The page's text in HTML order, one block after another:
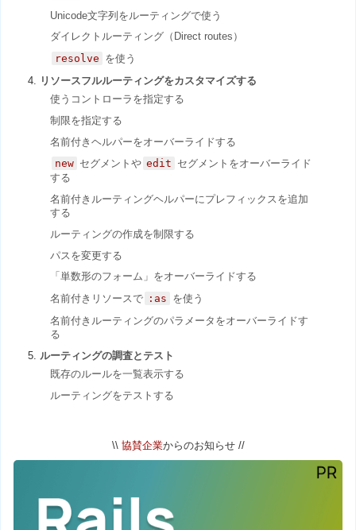
Unicode文字列をルーティングで使う
ダイレクトルーティング（Direct routes）
resolve を使う
リソースフルルーティングをカスタマイズする
使うコントローラを指定する
制限を指定する
名前付きヘルパーをオーバーライドする
new セグメントや edit セグメントをオーバーライド
する
名前付きルーティングヘルパーにプレフィックスを追加
する
ルーティングの作成を制限する
パスを変更する
「単数形のフォーム」をオーバーライドする
名前付きリソースで
:as を使う
名前付きルーティングのパラメータをオーバーライドす
る
ルーティングの調査とテスト
既存のルールを一覧表示する
ルーティングをテストする
\\ 協賛企業からのお知らせ //